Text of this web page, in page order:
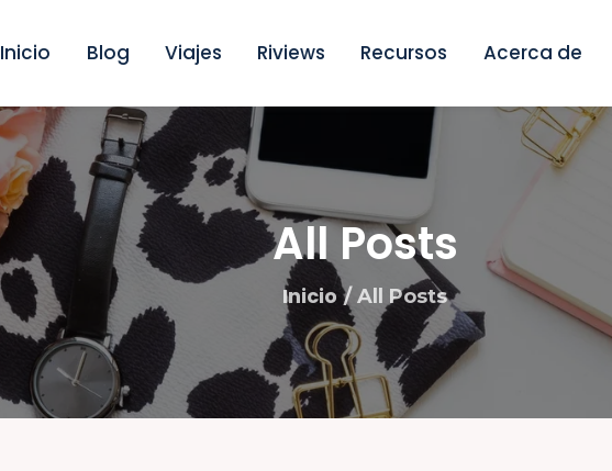
Inicio Blog Viajes Riviews Recursos Acerca de
All Posts
Inicio All Posts
Viajes
Riviews
Recursos
Acerca de
Contacto